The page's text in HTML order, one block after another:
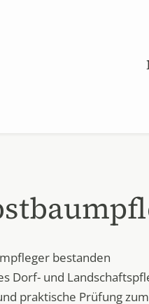
bestanden
Dorf- und
praktische Prüfung